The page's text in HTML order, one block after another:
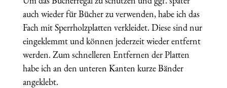
auch wieder für Bücher zu verwenden, habe ich das
Fach mit Sperrholzplatten verkleidet. Diese sind nur
eingeklemmt und können jederzeit wieder entfernt
werden. Zum schnelleren Entfernen der Platten
habe ich an den unteren Kanten kurze Bänder
angeklebt.